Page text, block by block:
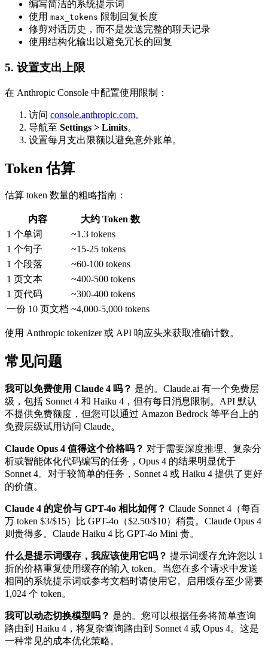
编写简洁的系统提示词
使用 max_tokens 限制回复长度
修剪对话历史，而不是发送完整的聊天记录
使用结构化输出以避免冗长的回复
5. 设置支出上限
在 Anthropic Console 中配置使用限制：
访问 console.anthropic.com。
导航至 Settings > Limits。
设置每月支出限额以避免意外账单。
Token 估算
估算 token 数量的粗略指南：
内容
大约 Token 数
1 个单词
~1.3 tokens
1 个句子
~15-25 tokens
1 个段落
~60-100 tokens
1 页文本
~400-500 tokens
1 页代码
~300-400 tokens
一份 10 页文档 ~4,000-5,000 tokens
使用 Anthropic tokenizer 或 API 响应头来获取准确计数。
常见问题
我可以免费使用 Claude 4 吗？ 是的。Claude.ai 有一个免费层
级，包括 Sonnet 4 和 Haiku 4，但有每日消息限制。API 默认
不提供免费额度，但您可以通过 Amazon Bedrock 等平台上的
免费层级试用访问 Claude。
Claude Opus 4 值得这个价格吗？ 对于需要深度推理、复杂分
析或智能体化代码编写的任务，Opus 4 的结果明显优于
Sonnet 4。对于较简单的任务，Sonnet 4 或 Haiku 4 提供了更好
的价值。
Claude 4 的定价与 GPT-4o 相比如何？ Claude Sonnet 4（每百
万 token $3/$15）比 GPT-4o（$2.50/$10）稍贵。Claude Opus 4
则贵得多。Claude Haiku 4 比 GPT-4o Mini 贵。
什么是提示词缓存，我应该使用它吗？ 提示词缓存允许您以 1
折的价格重复使用缓存的输入 token。当您在多个请求中发送
相同的系统提示词或参考文档时请使用它。启用缓存至少需要
1,024 个 token。
我可以动态切换模型吗？ 是的。您可以根据任务将简单查询
路由到 Haiku 4，将复杂查询路由到 Sonnet 4 或 Opus 4。这是
一种常见的成本优化策略。